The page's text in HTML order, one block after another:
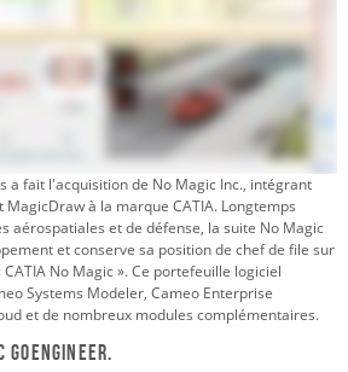
a fait l'acquisition de No Magic Inc., intégrant
à la marque CATIA. Longtemps
aérospatiales et de défense, la suite No Magic
et conserve sa position de chef de file sur
No Magic ». Ce portefeuille logiciel
Systems Modeler, Cameo Enterprise
et de nombreux modules complémentaires.
GoEngineer.